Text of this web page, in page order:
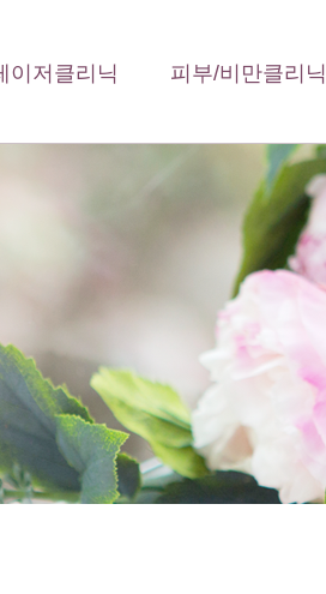
이저클리닉 피부/비만클리닉